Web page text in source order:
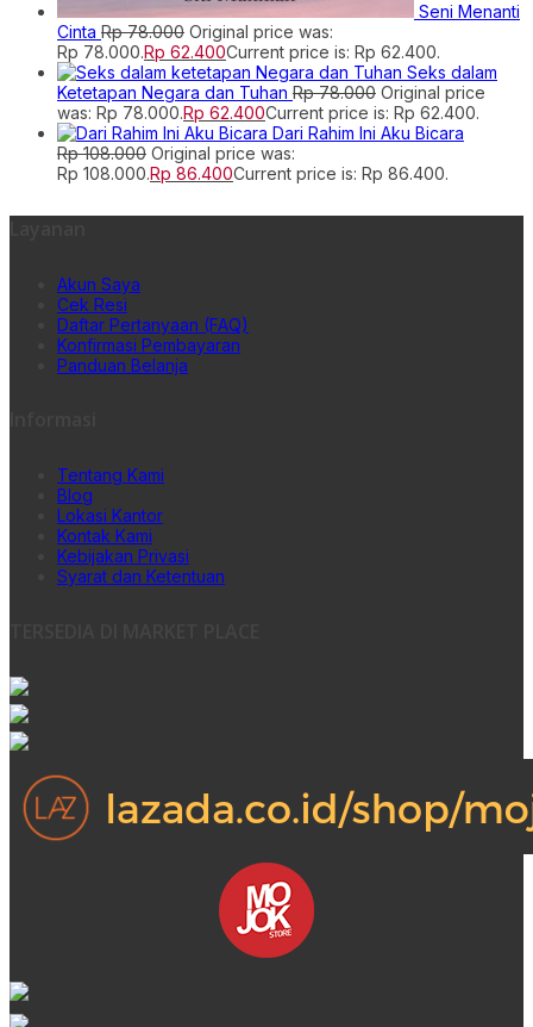
Seni Menanti
Cinta Rp78.000 Original price was:
Rp 78.000.Rp 62.400Current price is: Rp 62.400.
Seks dalam
Ketetapan Negara dan Tuhan Rp78.000 Original price
was: Rp 78.000.Rp 62.400Current price is: Rp 62.400.
Dari Rahim Ini Aku Bicara
Rp108.000 Original price was:
Rp 108.000.Rp 86.400Current price is: Rp 86.400.
Akun Saya
Cek Resi
Daftar Pertanyaan (FAQ)
Konfirmasi Pembayaran
Panduan Belanja
Tentang Kami
Blog
Lokasi Kantor
Kontak Kami
Kebijakan Privasi
Syarat dan Ketentuan